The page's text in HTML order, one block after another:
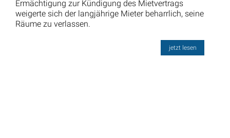
Ermächtigung zur Kündigung des Mietvertrags
weigerte sich der langjährige Mieter beharrlich, seine
Räume zu verlassen.
jetzt lesen